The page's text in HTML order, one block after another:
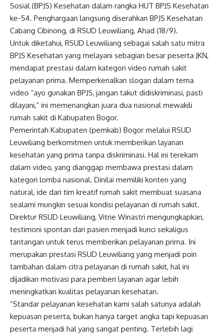
Sosial (BPJS) Kesehatan dalam rangka HUT BPJS Kesehatan
ke-54. Penghargaan langsung diserahkan BPJS Kesehatan
Cabang Cibinong, di RSUD Leuwiliang, Ahad (18/9).
Untuk diketahui, RSUD Leuwiliang sebagai salah satu mitra
BPJS Kesehatan yang melayani sebagian besar peserta JKN,
mendapat prestasi dalam kategori video rumah sakit
pelayanan prima. Memperkenalkan slogan dalam tema
video “ayo gunakan BPJS, jangan takut didiskriminasi, pasti
dilayani,” ini memenangkan juara dua nasional mewakili
rumah sakit di Kabupaten Bogor.
Pemerintah Kabupaten (pemkab) Bogor melalui RSUD
Leuwiliang berkomitmen untuk memberikan layanan
kesehatan yang prima tanpa diskriminasi. Hal ini terekam
dalam video, yang dianggap membawa prestasi dalam
kategori lomba nasional. Dinilai memiliki konten yang
natural, ide dari tim kreatif rumah sakit membuat suasana
sealami mungkin sesuai kondisi pelayanan di rumah sakit.
Direktur RSUD Leuwiliang, Vitrie Winastri mengungkapkan,
testimoni spontan dari pasien menjadi kunci sekaligus
tantangan untuk terus memberikan pelayanan prima. Ini
merupakan prestasi RSUD Leuwiliang yang menjadi poin
tambahan dalam citra pelayanan di rumah sakit, hal ini
dijadikan motivasi para pemberi layanan agar lebih
meningkatkan kualitas pelayanan kesehatan.
“Standar pelayanan kesehatan kami salah satunya adalah
kepuasan peserta, bukan hanya target angka tapi kepuasan
peserta menjadi hal yang sangat penting. Terlebih lagi